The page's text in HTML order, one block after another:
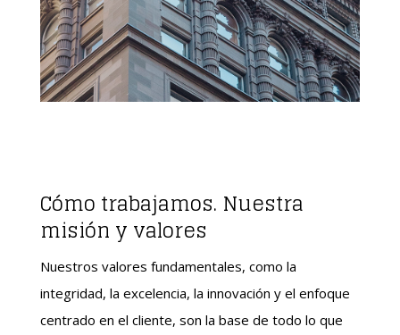
Cómo trabajamos. Nuestra
misión y valores
Nuestros valores fundamentales, como la
integridad, la excelencia, la innovación y el enfoque
centrado en el cliente, son la base de todo lo que